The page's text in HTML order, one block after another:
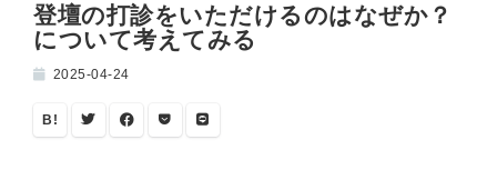
登壇の打診をいただけるのはなぜか？
について考えてみる
2025-04-24
B!